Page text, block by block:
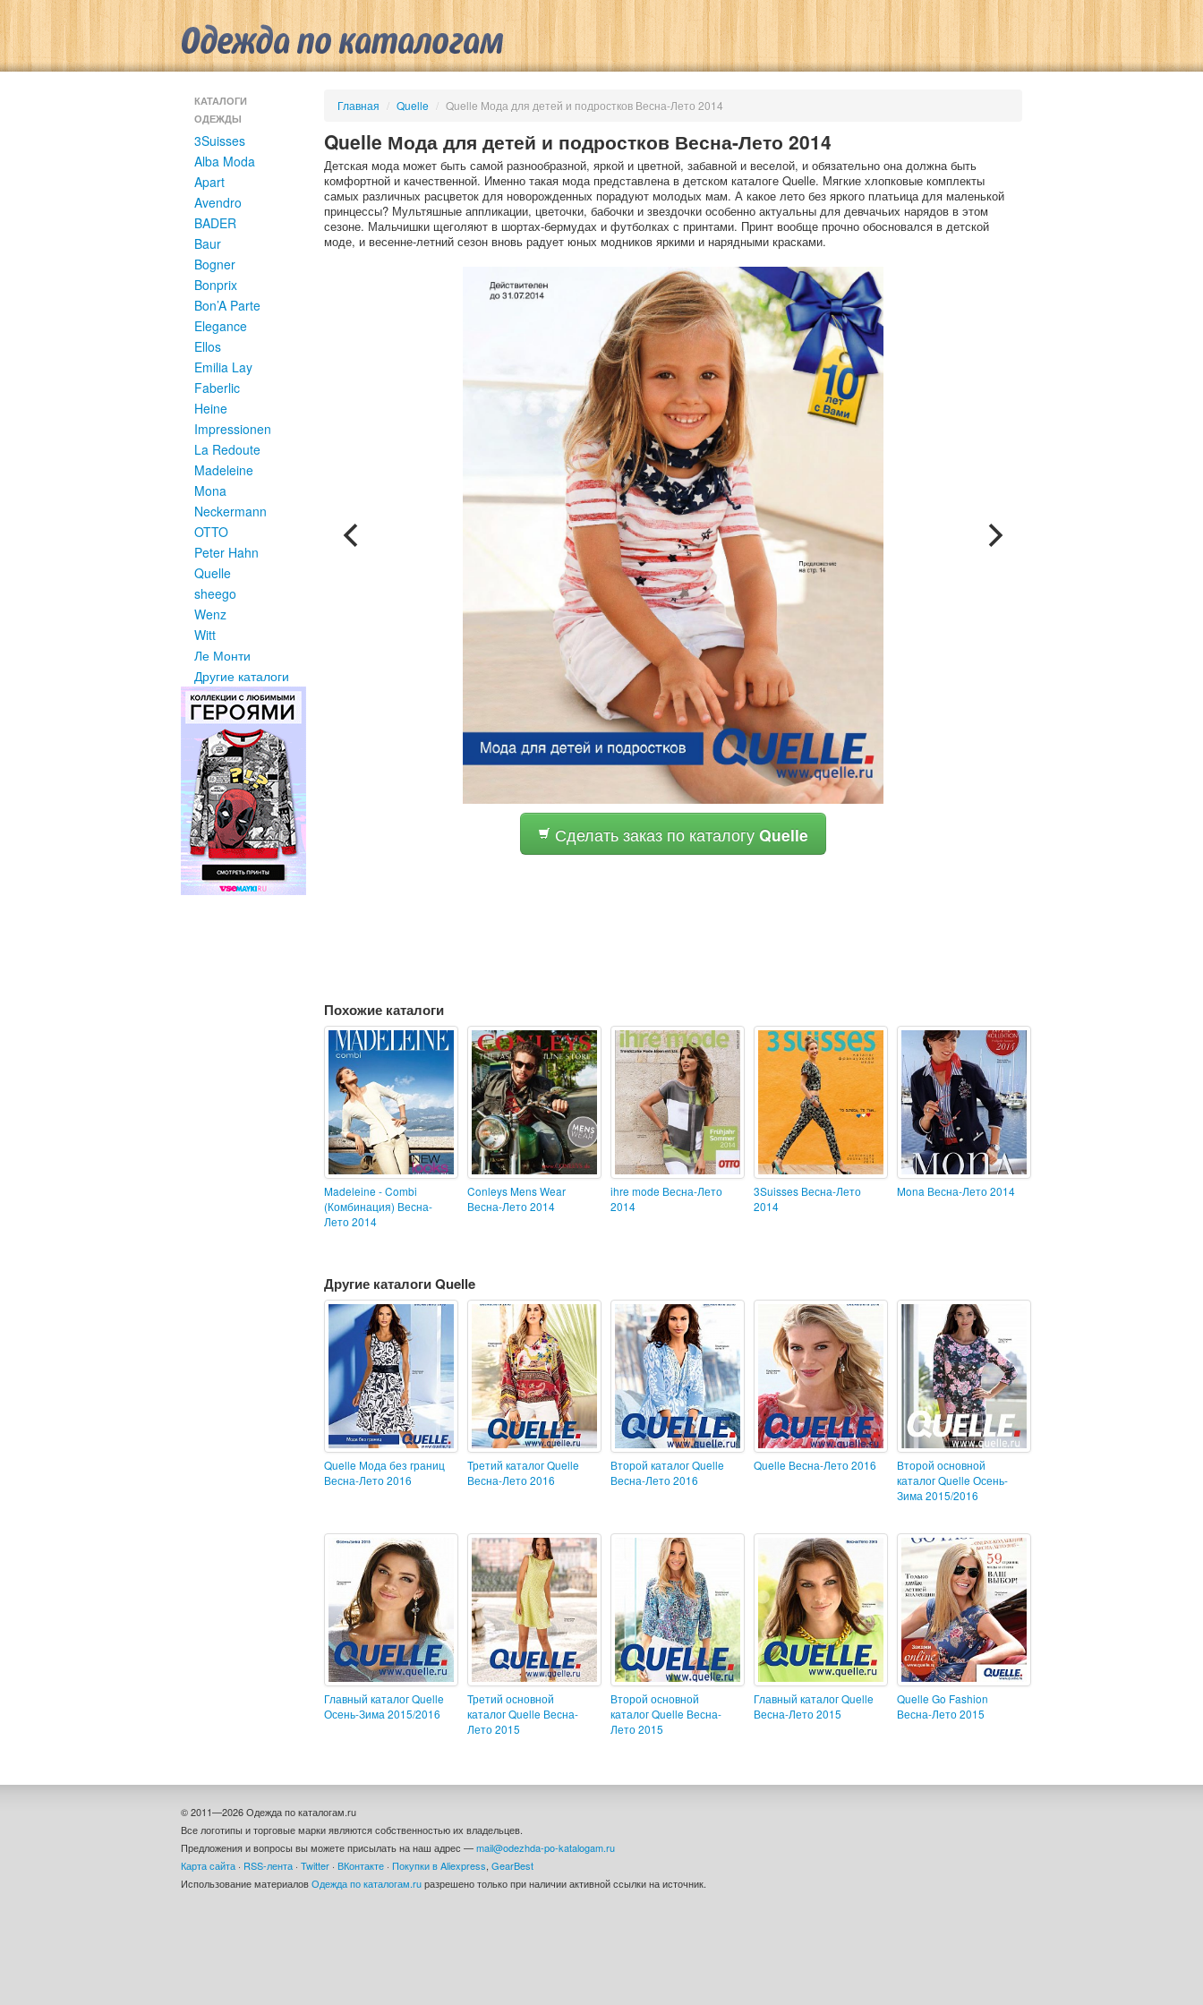
КАТАЛОГИ
ОДЕЖДЫ
3Suisses
Alba Moda
Apart
Avendro
BADER
Baur
Bogner
Bonprix
Bon’A Parte
Elegance
Ellos
Emilia Lay
Faberlic
Heine
Impressionen
La Redoute
Madeleine
Mona
Neckermann
OTTO
Peter Hahn
Quelle
sheego
Wenz
Witt
Ле Монти
Другие каталоги
Главная / Quelle / Quelle Мода для детей и подростков Весна-Лето 2014
Quelle Мода для детей и подростков Весна-Лето 2014
Детская мода может быть самой разнообразной, яркой и цветной, забавной и веселой, и обязательно она должна быть
комфортной и качественной. Именно такая мода представлена в детском каталоге Quelle. Мягкие хлопковые комплекты
самых различных расцветок для новорожденных порадуют молодых мам. А какое лето без яркого платьица для маленькой
принцессы? Мультяшные аппликации, цветочки, бабочки и звездочки особенно актуальны для девчачьих нарядов в этом
сезоне. Мальчишки щеголяют в шортах-бермудах и футболках с принтами. Принт вообще прочно обосновался в детской
моде, и весенне-летний сезон вновь радует юных модников яркими и нарядными красками.
Сделать заказ по каталогу Quelle
Похожие каталоги
Madeleine - Combi
(Комбинация) Весна-
Лето 2014
Conleys Mens Wear
Весна-Лето 2014
ihre mode Весна-Лето
2014
3Suisses Весна-Лето
2014
Mona Весна-Лето 2014
Другие каталоги Quelle
Quelle Мода без границ
Весна-Лето 2016
Третий каталог Quelle
Весна-Лето 2016
Второй каталог Quelle
Весна-Лето 2016
Quelle Весна-Лето 2016
Второй основной
каталог Quelle Осень-
Зима 2015/2016
Главный каталог Quelle
Осень-Зима 2015/2016
Третий основной
каталог Quelle Весна-
Лето 2015
Второй основной
каталог Quelle Весна-
Лето 2015
Главный каталог Quelle
Весна-Лето 2015
Quelle Go Fashion
Весна-Лето 2015
© 2011—2026 Одежда по каталогам.ru
Все логотипы и торговые марки являются собственностью их владельцев.
Предложения и вопросы вы можете присылать на наш адрес —mail@odezhda-po-katalogam.ru
Карта сайта · RSS-лента · Twitter · ВКонтакте · Покупки в Aliexpress GearBest
Использование материаловОдежда по каталогам.ruразрешено только при наличии активной ссылки на источник.